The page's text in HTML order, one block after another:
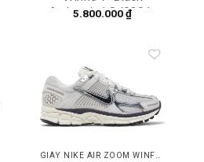
Anthracite’ CJ0291-
5.800.000₫
Add to
wishlist
GIÀY NIKE AIR ZOOM WINFLO